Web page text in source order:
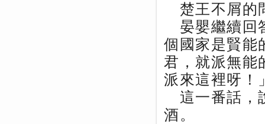
楚王不屑的
晏嬰繼續回
個國家是賢能
君，就派無能
派來這裡呀！
這一番話，
酒。